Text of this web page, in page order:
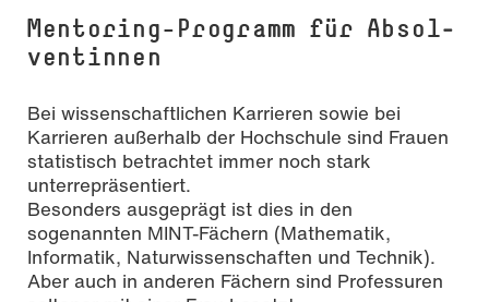
Mentoring-Programm für Ab­sol­
ventinnen
Bei wissenschaftlichen Karrieren sowie bei
Karrieren außerhalb der Hochschule sind Frauen
statistisch betrachtet immer noch stark
unterrepräsentiert.
Besonders ausgeprägt ist dies in den
sogenannten MINT-Fächern (Mathematik,
Informatik, Naturwissenschaften und Technik).
Aber auch in anderen Fächern sind Professuren